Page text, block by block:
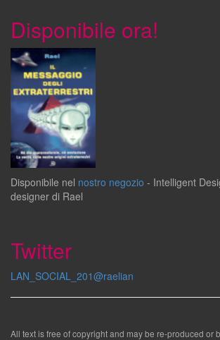
Disponibile ora!
Disponibile nel nostro negozio - Intelligent
designer di Rael
Twitter
LAN_SOCIAL_201@raelian
All text is free of copyright and may be re-produced or